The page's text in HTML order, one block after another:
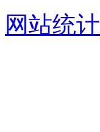
网站统计